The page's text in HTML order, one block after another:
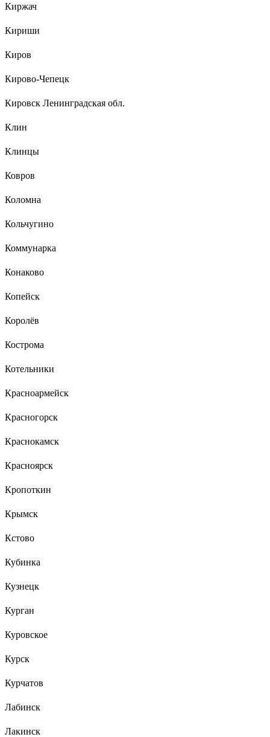
Киржач
Кириши
Киров
Кирово-Чепецк
Кировск Ленинградская обл.
Клин
Клинцы
Ковров
Коломна
Кольчугино
Коммунарка
Конаково
Копейск
Королёв
Кострома
Котельники
Красноармейск
Красногорск
Краснокамск
Красноярск
Кропоткин
Крымск
Кстово
Кубинка
Кузнецк
Курган
Куровское
Курск
Курчатов
Лабинск
Лакинск